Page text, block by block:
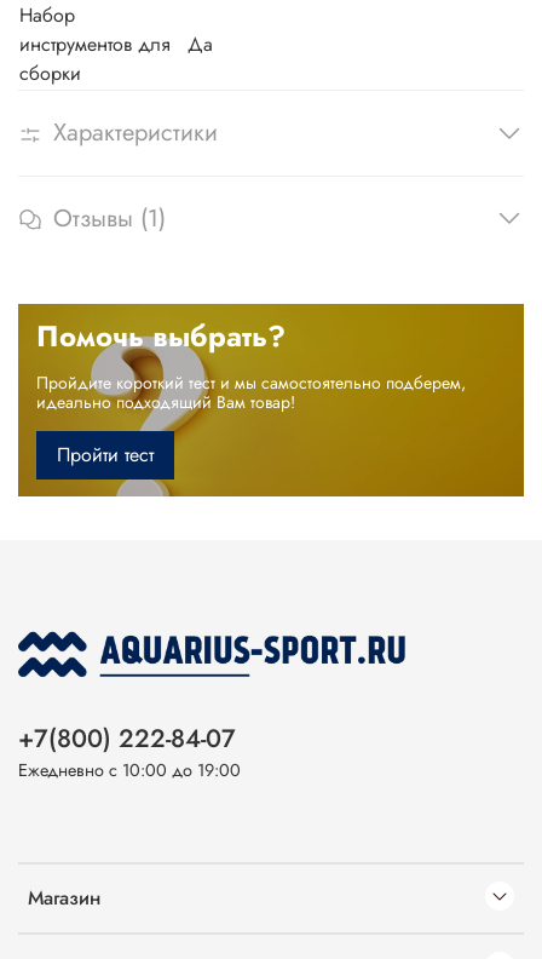
Набор
инструментов для
сборки
Да
Характеристики
Отзывы (1)
Помочь выбрать?
Пройдите короткий тест и мы самостоятельно подберем,
идеально подходящий Вам товар!
Пройти тест
Магазин
+7(800) 222-84-07
Ежедневно с 10:00 до 19:00